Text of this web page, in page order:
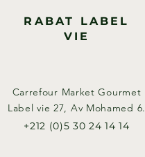
RABAT LABEL
VIE
Carrefour Market Gourmet
Label vie 27, Av Mohamed 6.​
+212 (0)5 30 24 14 14